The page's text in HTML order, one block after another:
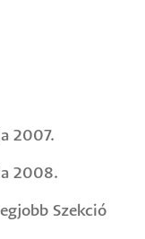
2007.
2008.
Szekció